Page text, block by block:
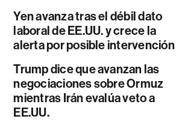
Yen avanza tras el débil dato
laboral de EE.UU. y crece la
alerta por posible intervención
Trump dice que avanzan las
negociaciones sobre Ormuz
mientras Irán evalúa veto a
EE.UU.